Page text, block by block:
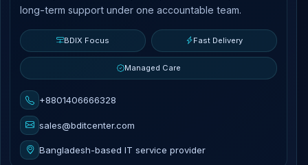
long-term support under one accountable team.
BDIX Focus Fast Delivery
Managed Care
+8801406666328
sales@bditcenter.com
Bangladesh-based IT service provider